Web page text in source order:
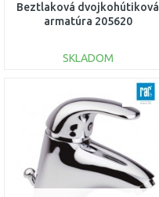
Beztlaková dvojkohútiková
armatúra 205620
SKLADOM
Porovnať